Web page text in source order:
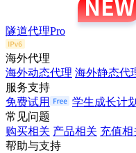
隧道代理Pro
海外代理
海外动态代理 海外静态代
服务支持
免费试用
学生成长计划
常见问题
购买相关 产品相关 充值相
帮助与支持